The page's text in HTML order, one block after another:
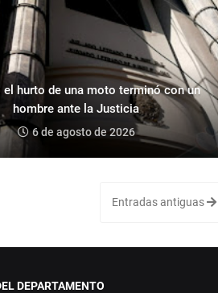
el hurto de una moto terminó con un
hombre ante la Justicia
6 de agosto de 2026
Entradas antiguas
DEPARTAMENTO